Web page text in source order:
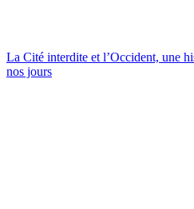
La Cité interdite et l’Occident, une
nos jours